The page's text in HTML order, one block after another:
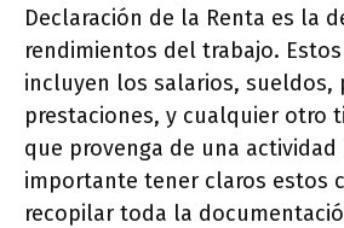
Declaración de la Renta es la
rendimientos del trabajo.
incluyen los salarios, sueldos,
prestaciones, y cualquier otro
que provenga de una actividad
importante tener claros estos
recopilar toda la